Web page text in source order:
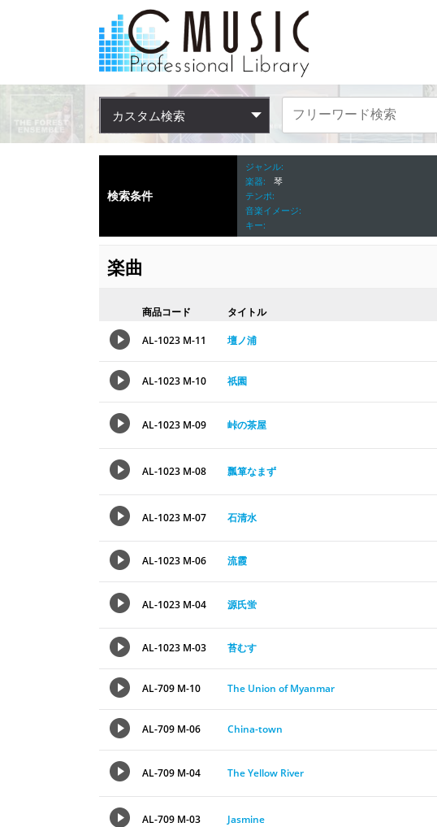
カスタム検索
検索条件
ジャンル
楽器
琴
テンポ
音楽イメージ
キー
楽曲
商品コード タイトル
AL-1023 M-11 壇ノ浦
AL-1023 M-10 祇園
AL-1023 M-09 峠の茶屋
AL-1023 M-08 瓢箪なまず
AL-1023 M-07 石清水
AL-1023 M-06 流霞
AL-1023 M-04 源氏蛍
AL-1023 M-03 苔むす
AL-709 M-10 The Union of Myanmar
AL-709 M-06 China-town
AL-709 M-04 The Yellow River
AL-709 M-03 Jasmine